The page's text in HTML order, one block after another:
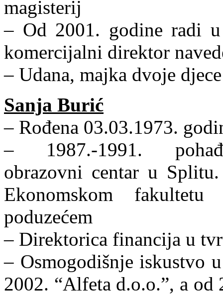
magisterij
– Od 2001. godine radi
komercijalni direktor
– Udana, majka dvoje djece
Sanja Burić
– Rođena 03.03.1973.
– 1987.-1991.
obrazovni centar u
Ekonomskom
poduzećem
– Direktorica financija u
– Osmogodišnje iskustvo
2002. “Alfeta d.o.o.”, a